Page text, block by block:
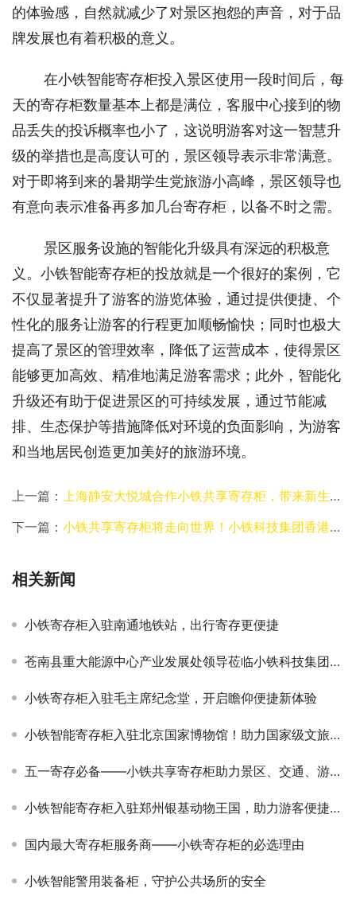
的体验感，自然就减少了对景区抱怨的声音，对于品
牌发展也有着积极的意义。
在小铁智能寄存柜投入景区使用一段时间后，每
天的寄存柜数量基本上都是满位，客服中心接到的物
品丢失的投诉概率也小了，这说明游客对这一智慧升
级的举措也是高度认可的，景区领导表示非常满意。
对于即将到来的暑期学生党旅游小高峰，景区领导也
景区服务设施的智能化升级具有深远的积极意
义。小铁智能寄存柜的投放就是一个很好的案例，它
不仅显著提升了游客的游览体验，通过提供便捷、个
性化的服务让游客的行程更加顺畅愉快；同时也极大
提高了景区的管理效率，降低了运营成本，使得景区
能够更加高效、精准地满足游客需求；此外，智能化
升级还有助于促进景区的可持续发展，通过节能减
排、生态保护等措施降低对环境的负面影响，为游客
和当地居民创造更加美好的旅游环境。
上一篇： 上海静安大悦城合作小铁共享寄存柜，带来新生活、新体验
下一篇： 小铁共享寄存柜将走向世界！小铁科技集团香港分公司正式成立
相关新闻
小铁寄存柜入驻南通地铁站，出行寄存更便捷
苍南县重大能源中心产业发展处领导莅临小铁科技集团考察交流
小铁寄存柜入驻毛主席纪念堂，开启瞻仰便捷新体验
小铁智能寄存柜入驻北京国家博物馆！助力国家级文旅服务智能化升级
五一寄存必备——小铁共享寄存柜助力景区、交通、游乐场
小铁智能寄存柜入驻郑州银基动物王国，助力游客便捷体验
国内最大寄存柜服务商——小铁寄存柜的必选理由
小铁智能警用装备柜，守护公共场所的安全